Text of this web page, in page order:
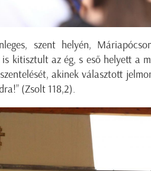
szent helyén,
kitisztult az ég, s eső helyett a
akinek választott
(Zsolt 118,2).